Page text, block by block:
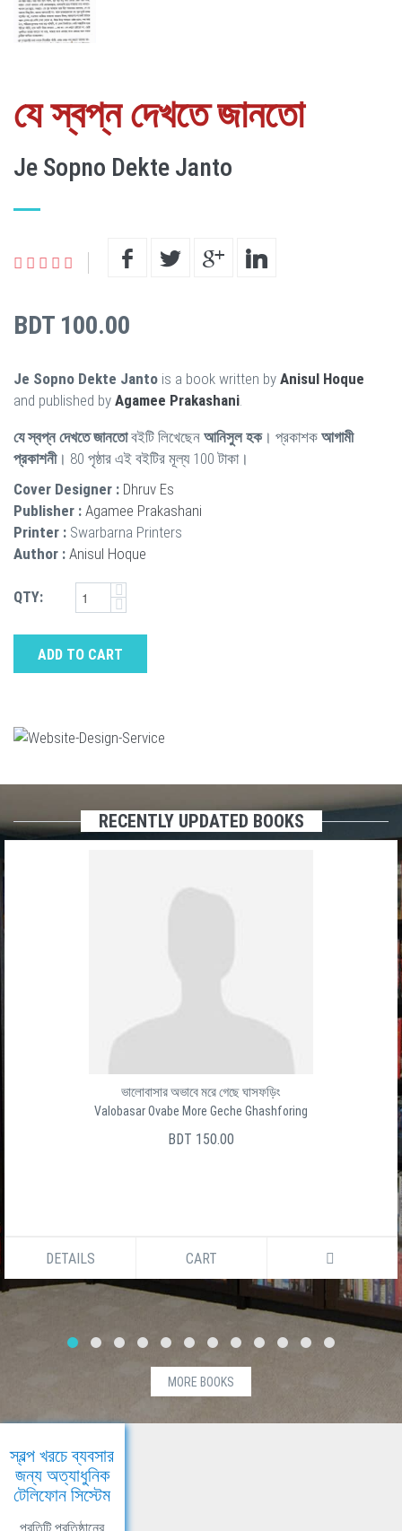
যে স্বপ্ন দেখতে জানতো
Je Sopno Dekte Janto
BDT 100.00
Je Sopno Dekte Janto is a book written by Anisul Hoque
and published by Agamee Prakashani
যে স্বপ্ন দেখতে জানতোবইটি লিখেছেন আনিসুল হক। প্রকাশক আগামী
প্রকাশনী। 80 পৃষ্ঠার এই বইটির মূল্য 100 টাকা।
Cover Designer : Dhruv Es
Publisher : Agamee Prakashani
Printer : Swarbarna Printers
Author : Anisul Hoque
QTY:
ADD TO CART
RECENTLY UPDATED BOOKS
ভালোবাসার অভাবে মরে গেছে ঘাসফড়িং
Valobasar Ovabe More Geche Ghashforing
BDT 150.00
DETAILS CART
MORE BOOKS
স্বল্প খরচে ব্যবসার
জন্য অত্যাধুনিক
টেলিফোন সিস্টেম